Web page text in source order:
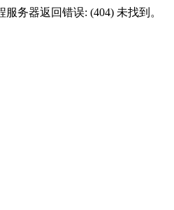
务器返回错误: (404) 未找到。